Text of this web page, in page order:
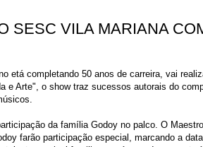
SESC VILA MARIANA
etá completando 50 anos de carreira, vai
e Arte", o show traz sucessos autorais do
da família Godoy no palco. O
farão participação especial, marcando a